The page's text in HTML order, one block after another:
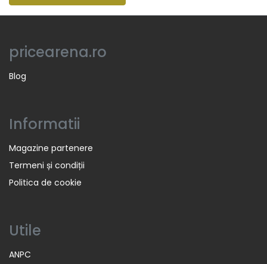
pricearena.ro
Blog
Informatii
Magazine partenere
Termeni și condiții
Politica de cookie
Utile
ANPC